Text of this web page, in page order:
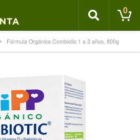
0
Fórmula Orgánica Combiotic 1 a 3 años, 800g